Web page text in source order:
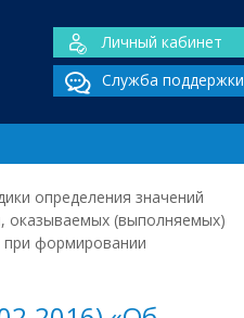
Личный кабинет
Служба поддержки
определения значений
оказываемых (выполняемых)
при формировании